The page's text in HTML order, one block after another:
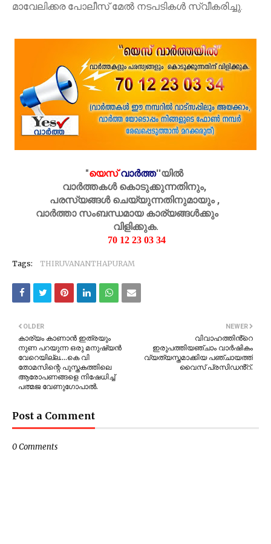
മാവേലിക്കര പോലീസ് മേല്‍ നടപടികള്‍ സ്വീകരിച്ചു.
"യെസ് വാർത്ത''യിൽ
വാർത്തകൾ കൊടുക്കുന്നതിനും,
പരസ്യങ്ങൾ ചെയ്യുന്നതിനുമായും ,
വാർത്താ സംബന്ധമായ കാര്യങ്ങൾക്കും
വിളിക്കുക.
70 12 23 03 34
Tags: THIRUVANANTHAPURAM
NEWER
വിവാഹത്തിൻ്റെ
ഇരുപത്തിയഞ്ചാം വാർഷികം
വ്യത്യസ്തമാക്കിയ പഞ്ചായത്ത്
വൈസ് പ്രസിഡൻ്റ്.
OLDER
കാര്യം കാണാന്‍ ഇത്രയും
നുണ പറയുന്ന ഒരു മനുഷ്യന്‍
വേറെയില്ല....കെ വി
തോമസിന്റെ പുസ്തകത്തിലെ
ആരോപണങ്ങളെ നിഷേധിച്ച്
പത്മജ വേണുഗോപാല്‍.
Post a Comment
0 Comments